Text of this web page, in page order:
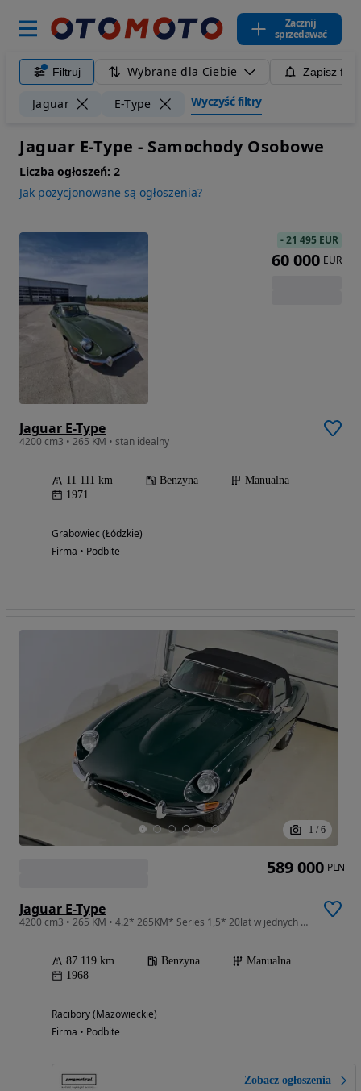
Zacznij
sprzedawać
Filtruj Wybrane dla Ciebie Zapisz
Jaguar E-Type Wyczyść filtry
Jaguar E-Type - Samochody Osobowe
Liczba ogłoszeń: 2
Jak pozycjonowane są ogłoszenia?
Jaguar E-Type
4200 cm3 • 265 KM • stan idealny
11 111 km Benzyna
Manualna
1971
Grabowiec (Łódzkie)
Firma • Podbite
-21 495 EUR
60 000 EUR
1 / 6
Jaguar E-Type
4200 cm3 • 265 KM • 4.2* 265KM* Series 1,5* 20lat w jednych rękach*
87 119 km Benzyna
Manualna
1968
Racibory (Mazowieckie)
Firma • Podbite
Zobacz ogłoszenia
589 000 PLN